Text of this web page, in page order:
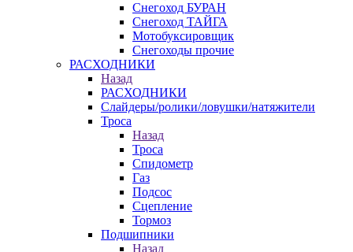
Снегоход БУРАН
Снегоход ТАЙГА
Мотобуксировщик
Снегоходы прочие
РАСХОДНИКИ
Назад
РАСХОДНИКИ
Слайдеры/ролики/ловушки/натяжители
Троса
Назад
Троса
Спидометр
Газ
Подсос
Сцепление
Тормоз
Подшипники
Назад